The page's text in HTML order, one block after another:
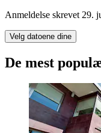
Anmeldelse skrevet 29.
Velg datoene dine
De mest